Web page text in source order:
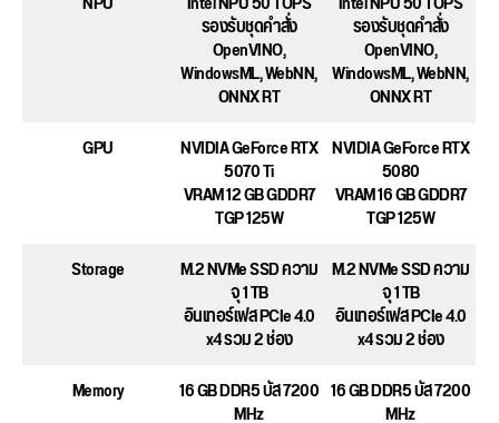
รองรับชุดคำสั่ง
OpenVINO,
WindowsML, WebNN,
ONNX RT
รองรับชุดคำสั่ง
OpenVINO,
WindowsML, WebNN,
ONNX RT
GPU
NVIDIA GeForce RTX
5070 Ti
VRAM 12 GB GDDR7
TGP 125W
NVIDIA GeForce RTX
5080
VRAM 16 GB GDDR7
TGP 125W
Storage
M.2 NVMe SSD ความ
จุ 1 TB
อินเทอร์เฟส PCIe 4.0
x4 รวม 2 ช่อง
M.2 NVMe SSD ความ
จุ 1 TB
อินเทอร์เฟส PCIe 4.0
x4 รวม 2 ช่อง
Memory
16 GB DDR5 บัส 7200
MHz
16 GB DDR5 บัส 7200
MHz